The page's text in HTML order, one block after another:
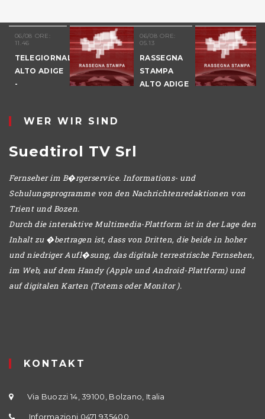
06/08 ORE:
05.13
RASSEGNA
STAMPA
ALTO ADIGE
05/08 ORE:
19.06
I SENTIERI
DELL'ARTE
2026 - PT.5
WER WIR SIND
Suedtirol TV Srl
Fernseher im B�rgerservice. Informations- und
Schulungsprogramme von den Nachrichtenredaktionen von
Trient und Bozen.
Durch die interaktive Multimedia-Plattform ist in der Lage den
Inhalt zu �bertragen ist, dass von Dritten, die beide in hoher
und niedriger Aufl�sung, das digitale terrestrische Fernsehen,
im Web, auf dem Handy (Apple und Android-Plattform) und
auf digitalen Karten (Totems oder Monitor ).
KONTAKT
Via Buozzi 14, 39100, Bolzano, Italia
Informazioni 0471 935400